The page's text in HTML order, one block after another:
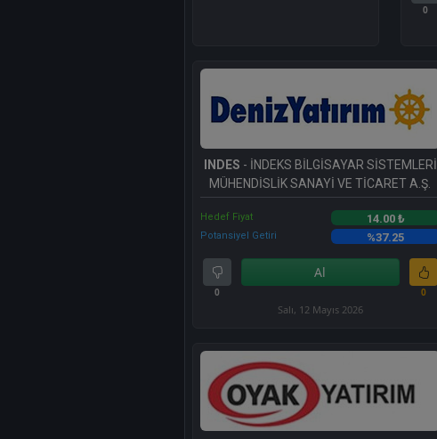
0
INDES - İNDEKS BİLGİSAYAR SİSTEMLERİ
MÜHENDİSLİK SANAYİ VE TİCARET A.Ş.
Hedef Fiyat 14.00 ₺
Potansiyel Getiri %37.25
0
Al
0
Salı, 12 Mayıs 2026